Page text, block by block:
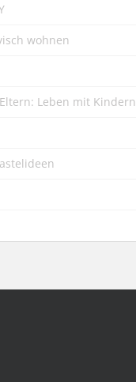
wohnen
Leben mit Kindern